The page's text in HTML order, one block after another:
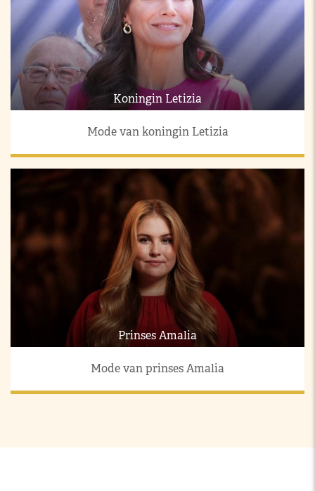
Koningin Letizia
Mode van koningin Letizia
Prinses Amalia
Mode van prinses Amalia